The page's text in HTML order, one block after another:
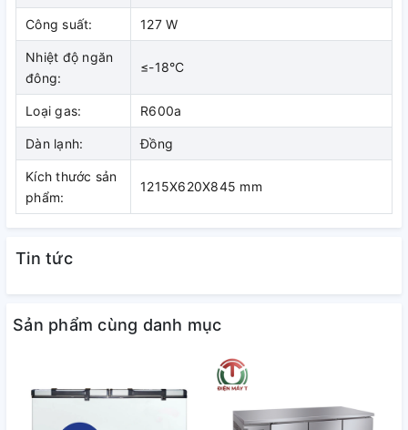
thụ.
– Dàn lạnh ống đồng lạnh nhanh và có độ bền cao hơn dàn
nhôm.
– Cánh tủ có mặt bằng kính cường lực cao cấp.
dụng.
– Thiết kế 1 ngăn đông 1 ngăn mát, bảo quản đa dạng các
loại thực phẩm.
– Côi trong lòng tủ bằng nhựa ABS cao cấp hạn chế móp
méo, đóng tuyết.
– Chân tủ có bánh xe chịu lực, di chuyển dễ dàng.
– Lớp thành tủ dày, zoăng kín giúp cho tủ giữ nhiệt ổn định.
Công suất: 127 W
Nhiệt độ ngăn
đông:
≤-18°C
Loại gas: R600a
Dàn lạnh: Đồng
Kích thước sản
phẩm:
1215X620X845 mm
Tin tức
Sản phẩm cùng danh mục